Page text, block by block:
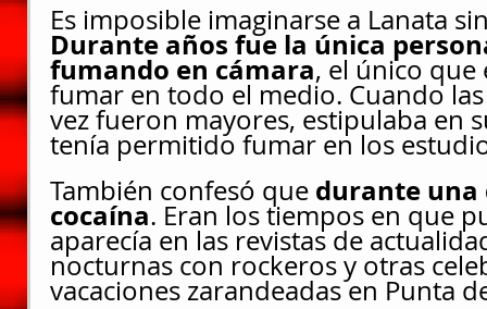
Es imposible imaginarse a Lanata
Durante años fue la única
fumando en cámara, el único
fumar en todo el medio. Cuando
vez fueron mayores, estipulaba en
tenía permitido fumar en los
También confesó que durante una
cocaína. Eran los tiempos en que
aparecía en las revistas de
nocturnas con rockeros y otras
vacaciones zarandeadas en Punta